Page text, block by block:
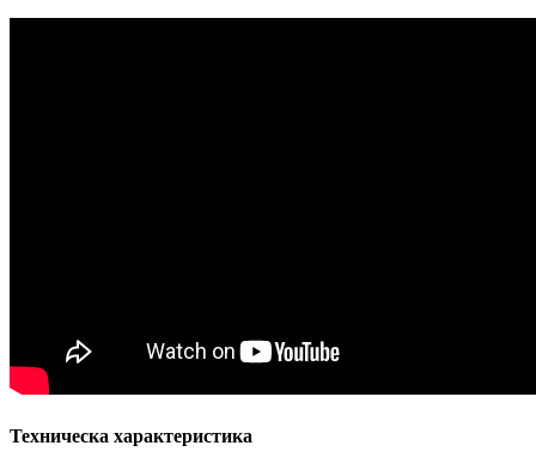
Техническа характеристика